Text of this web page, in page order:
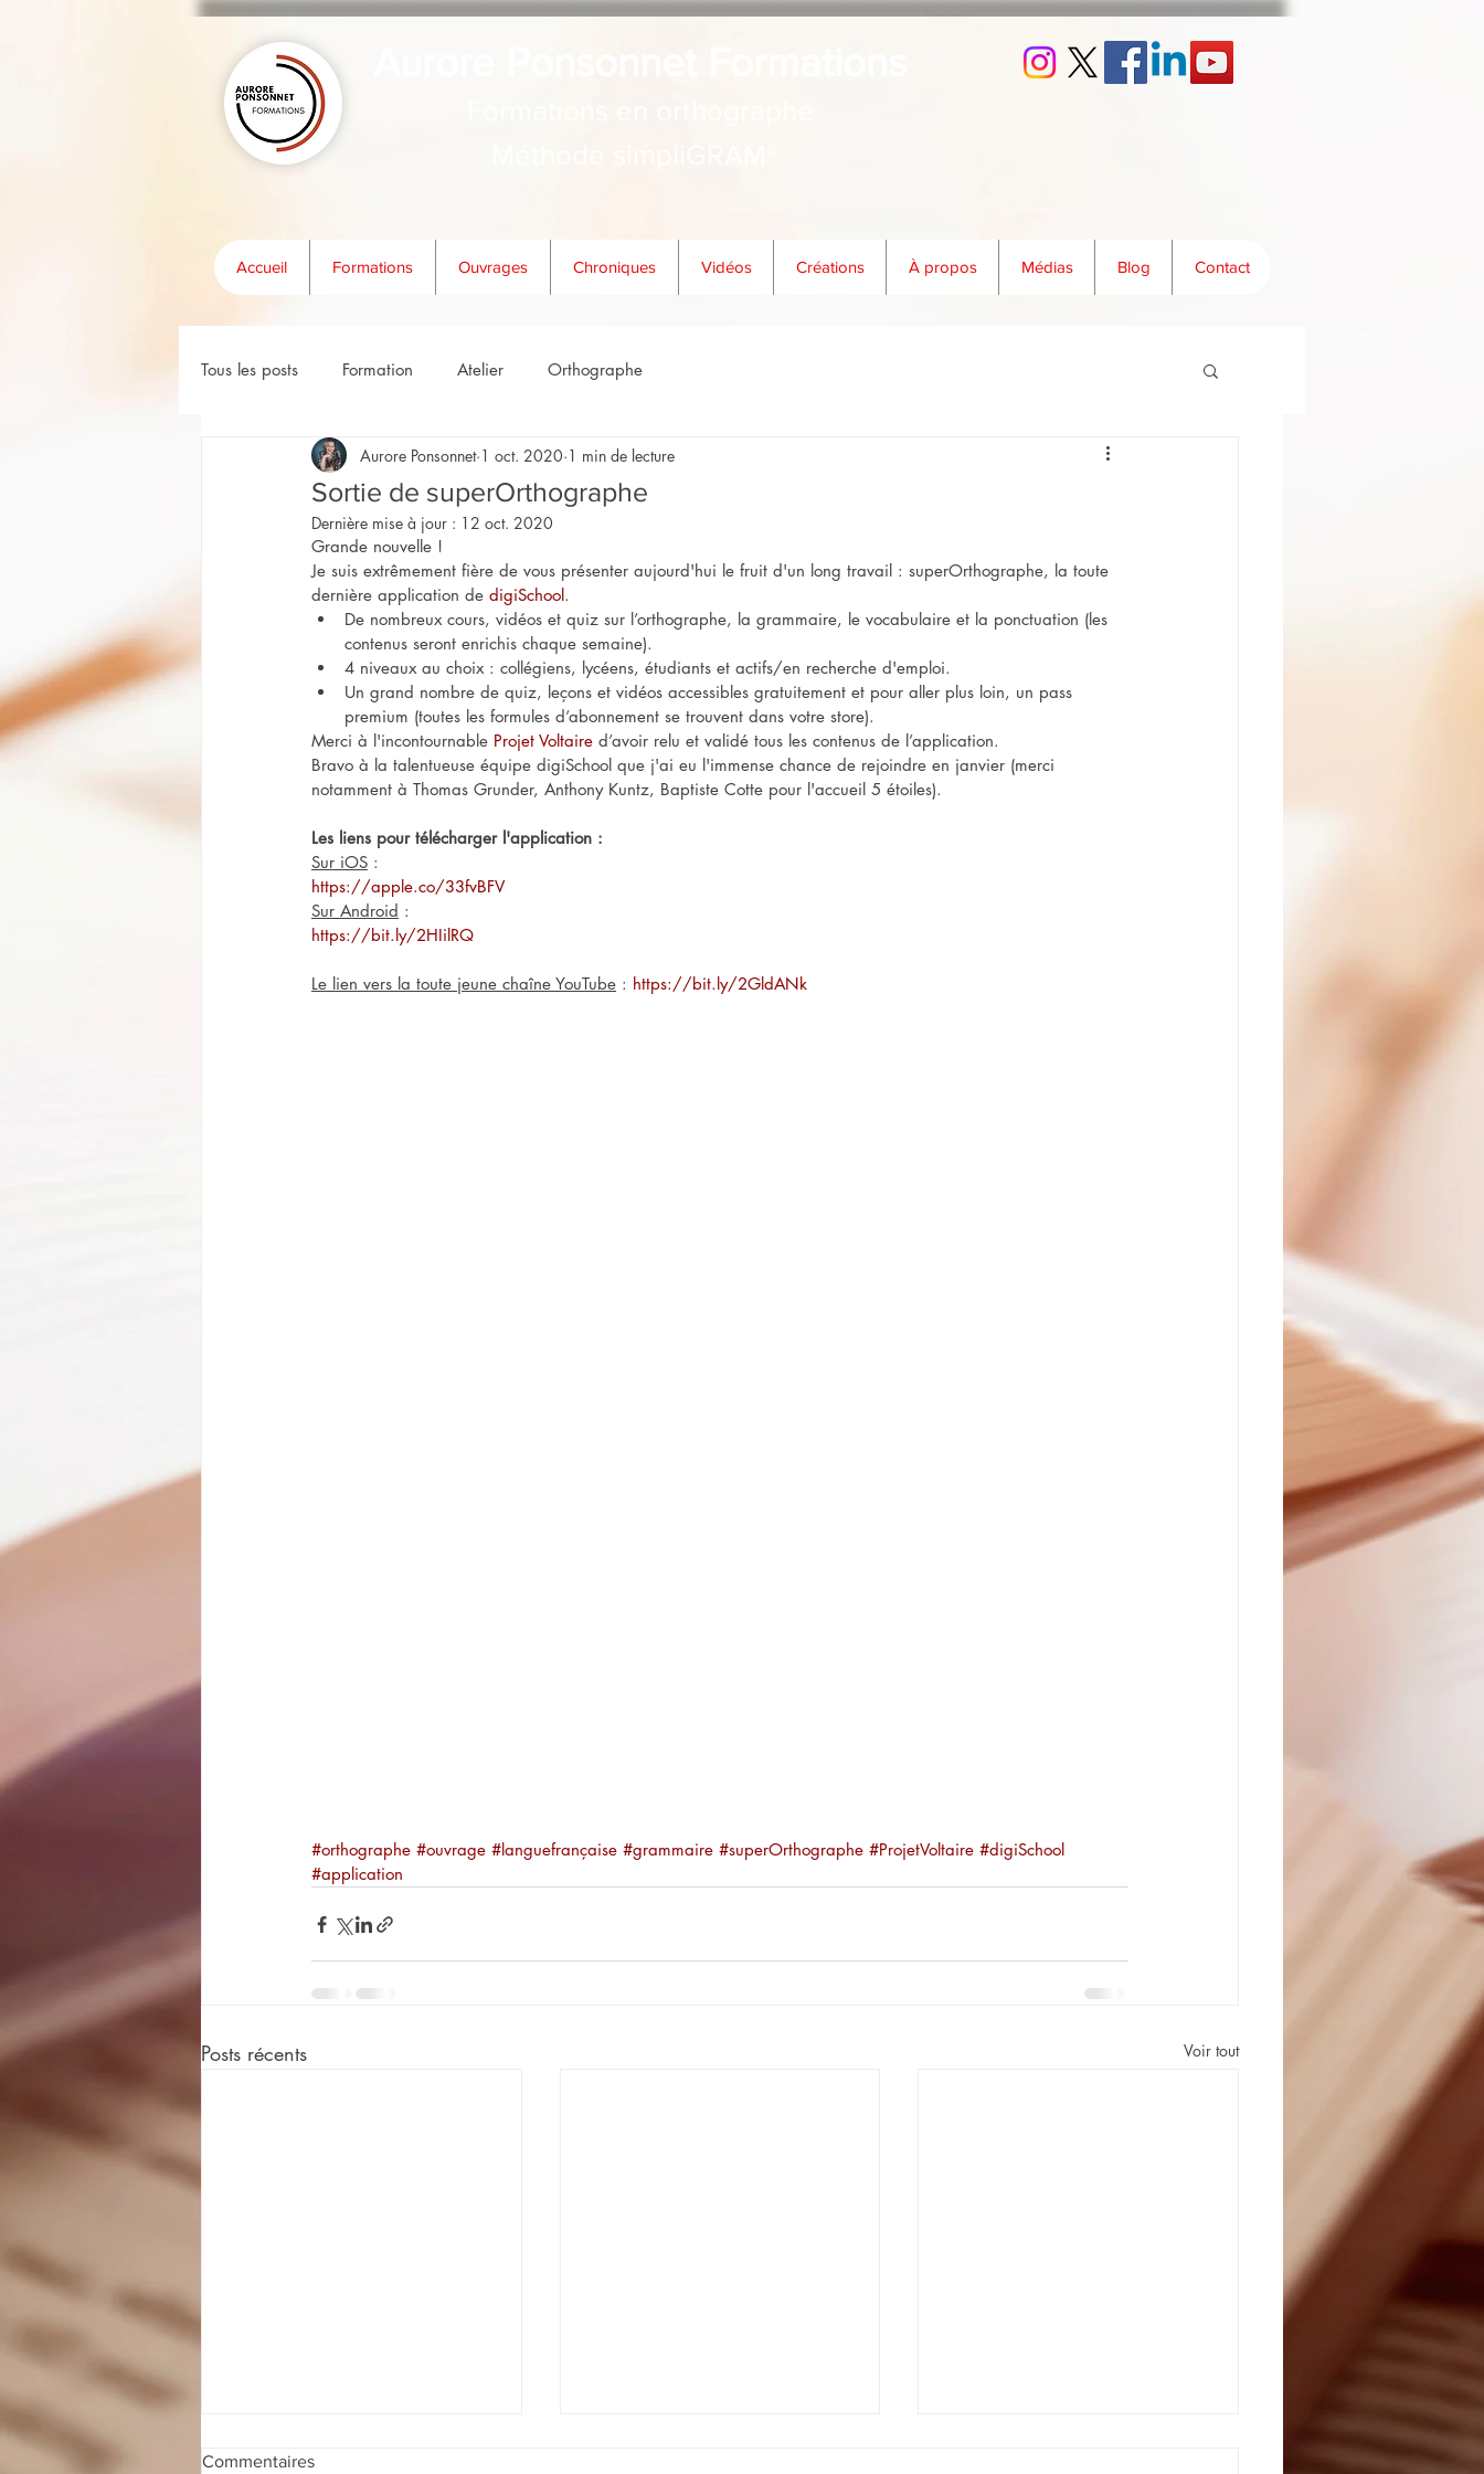
Accueil Formations Ouvrages Chroniques Vidéos Créations À propos Médias Blog Contact
Tous les posts Formation Atelier Orthographe
Sortie de superOrthographe
Aurore Ponsonnet 1 oct. 2020 1 min de lecture
Dernière mise à jour : 12 oct. 2020
Grande nouvelle !
Je suis extrêmement fière de vous présenter aujourd'hui le fruit d'un long travail : superOrthographe, la toute
dernière application de digiSchool.
De nombreux cours, vidéos et quiz sur l’orthographe, la grammaire, le vocabulaire et la ponctuation (les
contenus seront enrichis chaque semaine).
4 niveaux au choix : collégiens, lycéens, étudiants et actifs/en recherche d'emploi.
Un grand nombre de quiz, leçons et vidéos accessibles gratuitement et pour aller plus loin, un pass
premium (toutes les formules d’abonnement se trouvent dans votre store).
Merci à l'incontournable Projet Voltaire d’avoir relu et validé tous les contenus de l’application.
Bravo à la talentueuse équipe digiSchool que j'ai eu l'immense chance de rejoindre en janvier (merci
notamment à Thomas Grunder, Anthony Kuntz, Baptiste Cotte pour l'accueil 5 étoiles).
Les liens pour télécharger l'application :
Sur iOS :
https://apple.co/33fvBFV
Sur Android :
https://bit.ly/2HIilRQ
Le lien vers la toute jeune chaîne YouTube : https://bit.ly/2GldANk
#orthographe #ouvrage #languefrançaise #grammaire #superOrthographe #ProjetVoltaire #digiSchool
#application
Posts récents Voir tout
Commentaires